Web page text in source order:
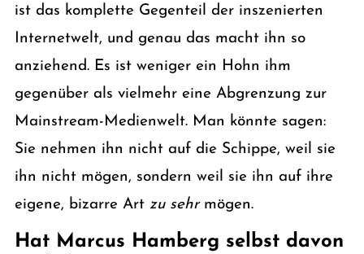
ist das komplette Gegenteil der inszenierten
Internetwelt, und genau das macht ihn so
anziehend. Es ist weniger ein Hohn ihm
gegenüber als vielmehr eine Abgrenzung zur
Mainstream-Medienwelt. Man könnte sagen:
Sie nehmen ihn nicht auf die Schippe, weil sie
ihn nicht mögen, sondern weil sie ihn auf ihre
eigene, bizarre Art zu sehrmögen.
Hat Marcus Hamberg selbst davon